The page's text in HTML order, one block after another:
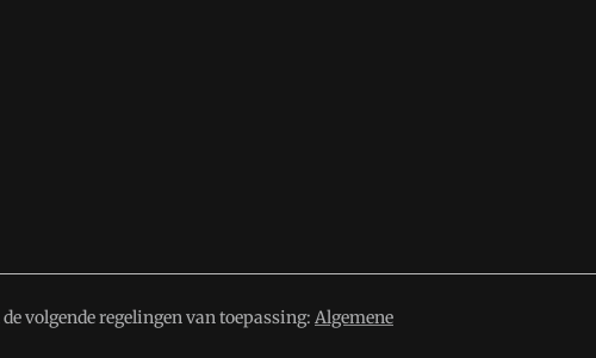
volgende regelingen van toepassing: Algemene